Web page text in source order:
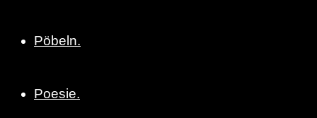
Pöbeln.
Poesie.